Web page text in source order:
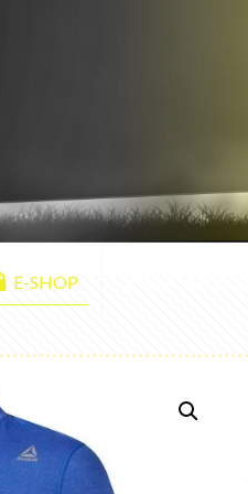
E-SHOP